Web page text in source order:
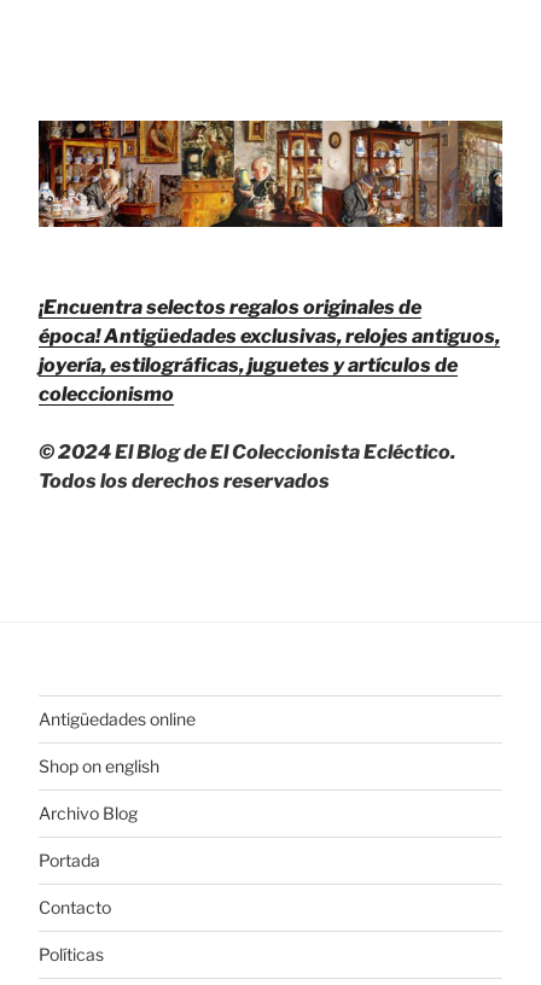
¡Encuentra selectos regalos originales de
época!Antigüedades exclusivas, relojes antiguos,
joyería, estilográficas, juguetes y artículos de
coleccionismo
© 2024 El Blog de El Coleccionista Ecléctico.
Todos los derechos reservados
Antigüedades online
Shop on english
Archivo Blog
Portada
Contacto
Políticas